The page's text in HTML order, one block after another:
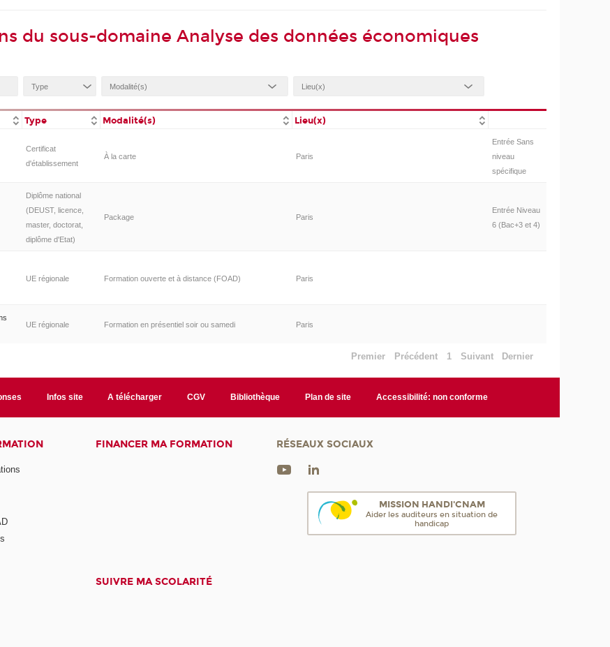
du sous-domaine Analyse des données économiques
Type Modalité(s) Lieu(x)
Certificat
d'établissement
À la carte Paris
Entrée Sans
niveau
spécifique
Diplôme national
(DEUST, licence,
master, doctorat,
diplôme d'Etat)
Package Paris
Entrée Niveau
6 (Bac+3 et 4)
UE régionale Formation ouverte et à distance (FOAD) Paris
UE régionale Formation en présentiel soir ou samedi Paris
Premier Précédent 1 Suivant Dernier
Infos site A télécharger CGV Bibliothèque Plan de site Accessibilité: non conforme
FINANCER MA FORMATION
SUIVRE MA SCOLARITÉ
RÉSEAUX SOCIAUX
MISSION HANDI'CNAM
Aider les auditeurs en situation de
handicap